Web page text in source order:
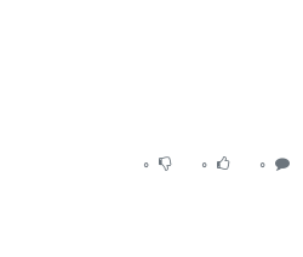
0
0
0